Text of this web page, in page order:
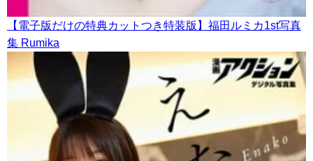
【電子版だけの特典カットつき特装版】福田ルミカ1st写真
集 Rumika